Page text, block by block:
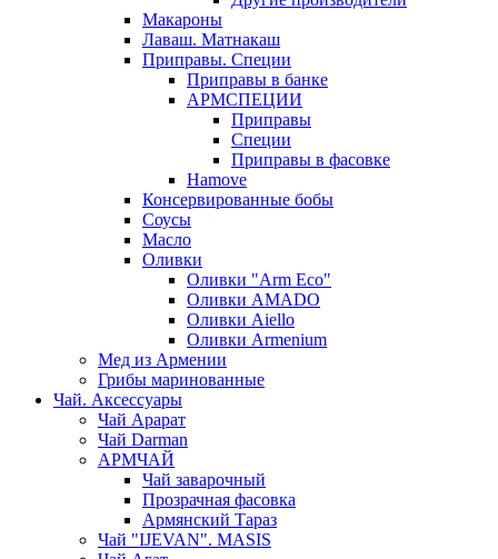
Макароны
Лаваш. Матнакаш
Приправы. Специи
Приправы в банке
АРМСПЕЦИИ
Приправы
Специи
Приправы в фасовке
Hamove
Консервированные бобы
Соусы
Масло
Оливки
Оливки "Arm Eco"
Оливки AMADO
Оливки Aiello
Оливки Armenium
Мед из Армении
Грибы маринованные
Чай. Аксессуары
Чай Арарат
Чай Darman
АРМЧАЙ
Чай заварочный
Прозрачная фасовка
Армянский Тараз
Чай "IJEVAN". MASIS